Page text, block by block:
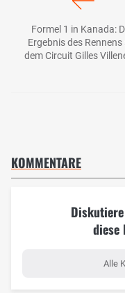
Formel 1 in Kanada:
Ergebnis des
dem Circuit Gilles
KOMMENTARE
diese
Alle